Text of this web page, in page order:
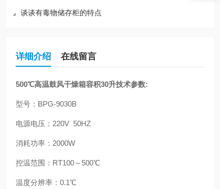
谈谈有毒物储存柜的特点
详细介绍 在线留言
500℃高温鼓风干燥箱容积30升技术参数:
型号：BPG-9030B
电源电压：220V 50HZ
消耗功率：2000W
控温范围：RT100～500℃
温度分辨率：0.1℃